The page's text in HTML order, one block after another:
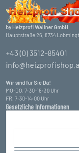
by Heizprofi Wallner GmbH
Hauptstraße 26, 8734
+43 (0) 3512-85401
Wir sind für Sie Da!
MO-DO, 7:30-16:30 Uhr
FR, 7:30-14:00 Uhr
Gesetzliche Informationen
Informationen
Zahlungsarten